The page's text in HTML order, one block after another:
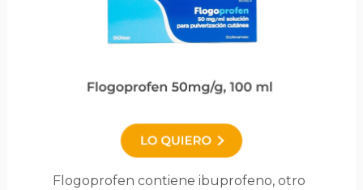
Flogoprofen contiene ibuprofeno, otro